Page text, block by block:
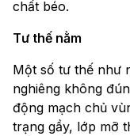
chất béo.
Tư thế nằm
Một số tư thế như
nghiêng không
động mạch chủ
trạng gầy, lớp mỡ